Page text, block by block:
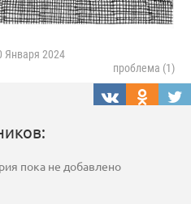
Января 2024
проблема (1)
пока не добавлено